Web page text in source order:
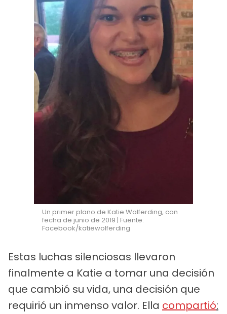
Un primer plano de Katie Wolferding, con
fecha de junio de 2019 | Fuente:
Facebook/katiewolferding
Estas luchas silenciosas llevaron
finalmente a Katie a tomar una decisión
que cambió su vida, una decisión que
requirió un inmenso valor. Ella compartió: